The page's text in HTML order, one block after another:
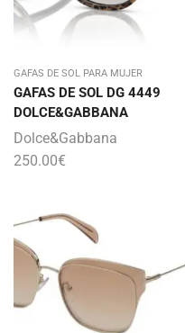
GAFAS DE SOL PARA MUJER
GAFAS DE SOL DG 4449
DOLCE&GABBANA
Dolce&Gabbana
250.00€